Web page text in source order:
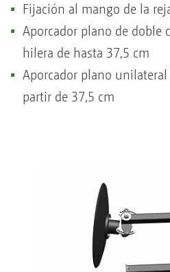
Fijación al mango de la
Aporcador plano de doble
hilera de hasta 37,5 cm
Aporcador plano
partir de 37,5 cm